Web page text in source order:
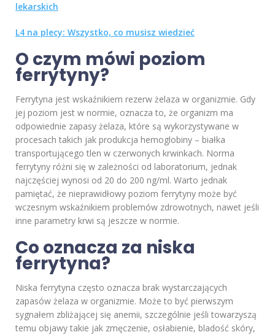
lekarskich
L4 na plecy: Wszystko, co musisz wiedzieć
O czym mówi poziom
ferrytyny?
Ferrytyna jest wskaźnikiem rezerw żelaza w organizmie. Gdy
jej poziom jest w normie, oznacza to, że organizm ma
odpowiednie zapasy żelaza, które są wykorzystywane w
procesach takich jak produkcja hemoglobiny – białka
transportującego tlen w czerwonych krwinkach. Norma
ferrytyny różni się w zależności od laboratorium, jednak
najczęściej wynosi od 20 do 200 ng/ml. Warto jednak
pamiętać, że nieprawidłowy poziom ferrytyny może być
wczesnym wskaźnikiem problemów zdrowotnych, nawet jeśli
inne parametry krwi są jeszcze w normie.
Co oznacza za niska
ferrytyna?
Niska ferrytyna często oznacza brak wystarczających
zapasów żelaza w organizmie. Może to być pierwszym
sygnałem zbliżającej się anemii, szczególnie jeśli towarzyszą
temu objawy takie jak zmęczenie, osłabienie, bladość skóry,